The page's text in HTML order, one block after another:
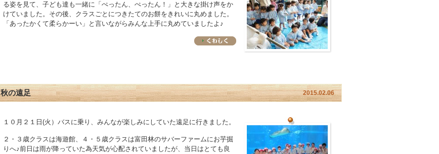
る姿を見て、子ども達も一緒に「ぺったん、ぺったん！」と大きな掛け声をか
けていました。その後、クラスごとにつきたてのお餅をきれいに丸めました。
「あったかくて柔らかーい」と言いながらみんな上手に丸めていましたよ♪
秋の遠足 2015.02.06
１０月２１日(火）バスに乗り、みんなが楽しみにしていた遠足に行きました。
２・３歳クラスは海遊館、４・５歳クラスは富田林のサバーファームにお芋掘
りへ♪前日は雨が降っていた為天気が心配されていましたが、当日はとても良